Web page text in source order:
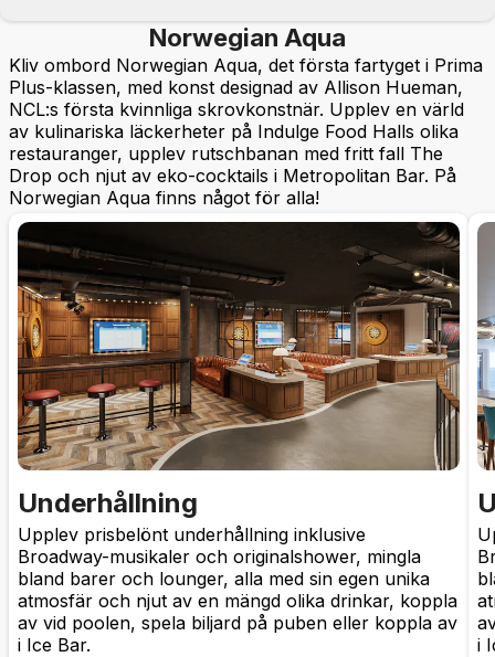
Norwegian Aqua
Kliv ombord Norwegian Aqua, det första fartyget i Prima
Plus-klassen, med konst designad av Allison Hueman,
NCL:s första kvinnliga skrovkonstnär. Upplev en värld
av kulinariska läckerheter på Indulge Food Halls olika
restauranger, upplev rutschbanan med fritt fall The
Drop och njut av eko-cocktails i Metropolitan Bar. På
Norwegian Aqua finns något för alla!
Underhållning
Upplev prisbelönt underhållning inklusive
Broadway-musikaler och originalshower, mingla
bland barer och lounger, alla med sin egen unika
atmosfär och njut av en mängd olika drinkar, koppla
av vid poolen, spela biljard på puben eller koppla av
i Ice Bar.
i